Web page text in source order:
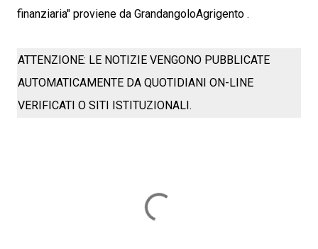
finanziaria" proviene da GrandangoloAgrigento .
ATTENZIONE: LE NOTIZIE VENGONO PUBBLICATE
AUTOMATICAMENTE DA QUOTIDIANI ON-LINE
VERIFICATI O SITI ISTITUZIONALI.